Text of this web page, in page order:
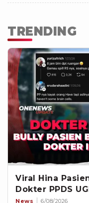
TRENDING
Viral Hina
Dokter PPDS
News 6/08/2026